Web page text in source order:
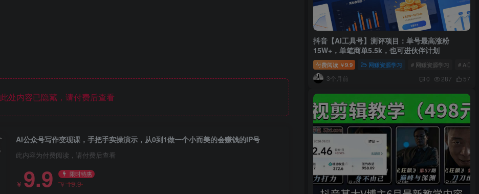
此处内容已隐藏，请付费后查看
AI公众号写作变现课，手把手实操演示，从0到1做一个小而美的会赚钱的IP号
此内容为付费阅读，请付费后查看
￥ 9.9 限时特惠
￥19.9
抖音【AI工具号】测评项目：单号最高涨粉
15W+，单笔商单5.5k，也可进伙伴计划
付费阅读 ￥9.9 网赚资源学习 # 网赚资源学习 # AI工
3个月前 0 287 57